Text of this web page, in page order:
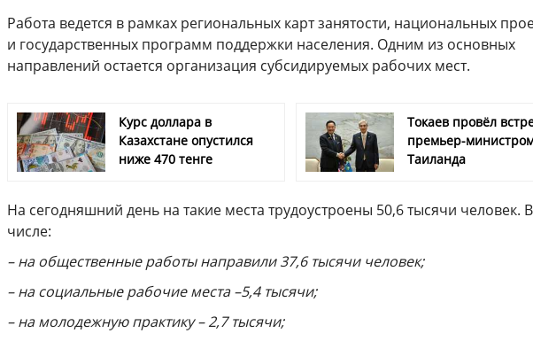
Работа ведется в рамках региональных карт занятости, национальных
и государственных программ поддержки населения. Одним из основных
направлений остается организация субсидируемых рабочих мест.
Курс доллара в
Казахстане опустился
ниже 470 тенге
Токаев провёл
премьер-
Таиланда
На сегодняшний день на такие места трудоустроены 50,6 тысячи человек.
числе:
– на общественные работы направили 37,6 тысячи человек;
– на социальные рабочие места –5,4 тысячи;
– на молодежную практику – 2,7 тысячи;